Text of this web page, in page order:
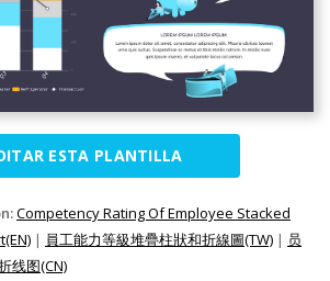
ESTA PLANTILLA
Competency Rating Of Employee Stacked
| 員工能力等級堆疊柱狀和折線圖(TW) | 员
线图(CN)